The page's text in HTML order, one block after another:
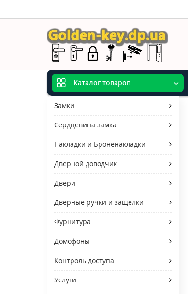
Каталог товаров
Замки
Сердцевина замка
Накладки и Броненакладки
Дверной доводчик
Двери
Дверные ручки и защелки
Фурнитура
Домофоны
Контроль доступа
Услуги